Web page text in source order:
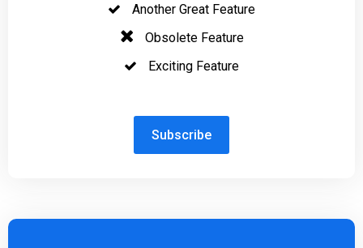
Another Great Feature
Obsolete Feature
Exciting Feature
Subscribe